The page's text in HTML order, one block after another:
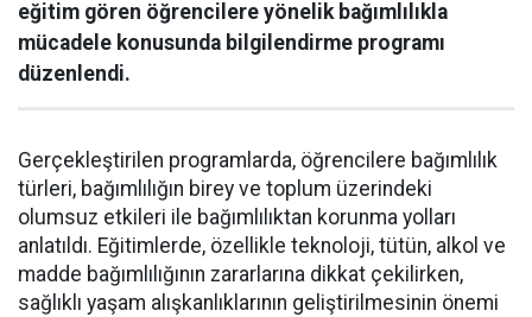
eğitim gören öğrencilere yönelik bağımlılıkla
mücadele konusunda bilgilendirme programı
düzenlendi.
Gerçekleştirilen programlarda, öğrencilere bağımlılık
türleri, bağımlılığın birey ve toplum üzerindeki
olumsuz etkileri ile bağımlılıktan korunma yolları
anlatıldı. Eğitimlerde, özellikle teknoloji, tütün, alkol ve
madde bağımlılığının zararlarına dikkat çekilirken,
sağlıklı yaşam alışkanlıklarının geliştirilmesinin önemi